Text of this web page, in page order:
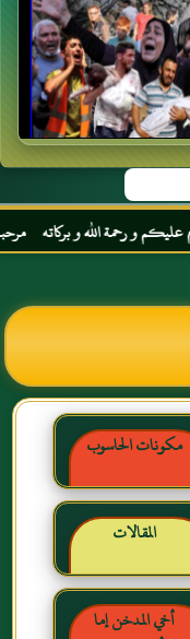
و رحمة الله و بركاته مرحبا
مكونات الحاسوب
المقالات
أخي المدخن إما